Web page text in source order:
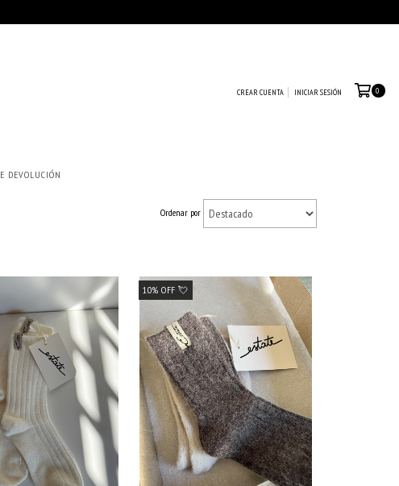
CREAR CUENTA INICIAR SESIÓN 0
DEVOLUCIÓN
Ordenar por
10% OFF 💘